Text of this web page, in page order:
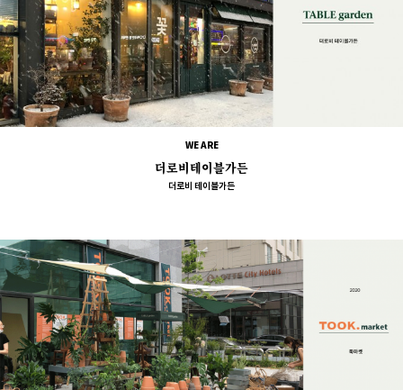
WE ARE
더로비테이블가든
더로비 테이블가든